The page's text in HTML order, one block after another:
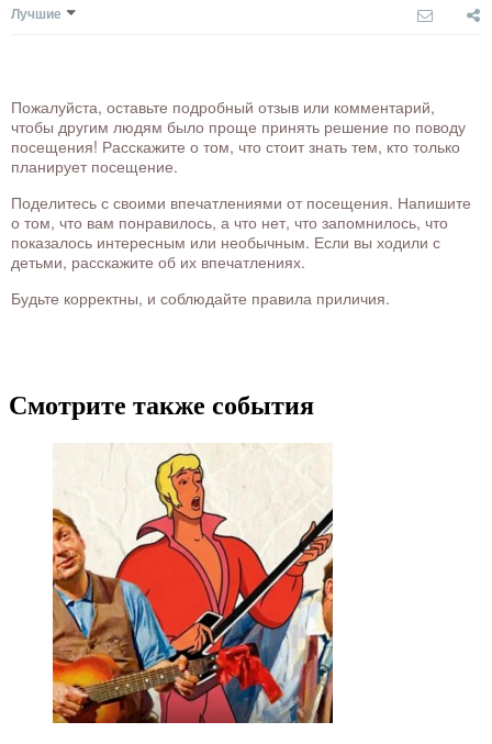
Лучшие
Пожалуйста, оставьте подробный отзыв или комментарий,
чтобы другим людям было проще принять решение по поводу
посещения! Расскажите о том, что стоит знать тем, кто только
планирует посещение.
Поделитесь с своими впечатлениями от посещения. Напишите
о том, что вам понравилось, а что нет, что запомнилось, что
показалось интересным или необычным. Если вы ходили с
детьми, расскажите об их впечатлениях.
Будьте корректны, и соблюдайте правила приличия.
Смотрите также события